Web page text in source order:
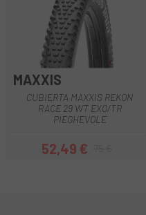
MAXXIS
CUBIERTA MAXXIS REKON
RACE 29 WT EXO/TR
PIEGHEVOLE
Prezzo
52,49 €Prezzo base